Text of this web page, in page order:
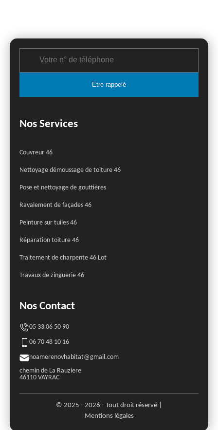
Nos Services
Couvreur 46
Nettoyage démoussage de toiture 46
Pose et nettoyage de gouttières
Ravalement de façades 46
Peinture sur tuiles 46
Réparation toiture 46
Traitement de charpente 46 Lot
Travaux de zinguerie 46
Nos Contact
05 33 06 50 90
06 70 48 10 16
noamerenovhabitat@gmail.com
chemin de La Rauziere
46110 VAYRAC
© 2025 - 2026 - Tout droit réservé |
Mentions légales